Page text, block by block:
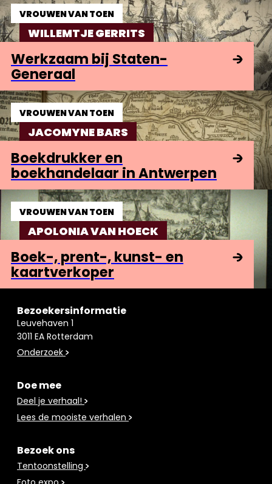
VROUWEN VAN TOEN
WILLEMTJE GERRITS
Werkzaam bij Staten-
Generaal
VROUWEN VAN TOEN
JACOMYNE BARS
Boekdrukker en
boekhandelaar in Antwerpen
VROUWEN VAN TOEN
APOLONIA VAN HOECK
Boek-, prent-, kunst- en
kaartverkoper
Bezoekersinformatie
Leuvehaven 1
3011 EA Rotterdam
Onderzoek
Doe mee
Deel je verhaal!
Lees de mooiste verhalen
Bezoek ons
Tentoonstelling